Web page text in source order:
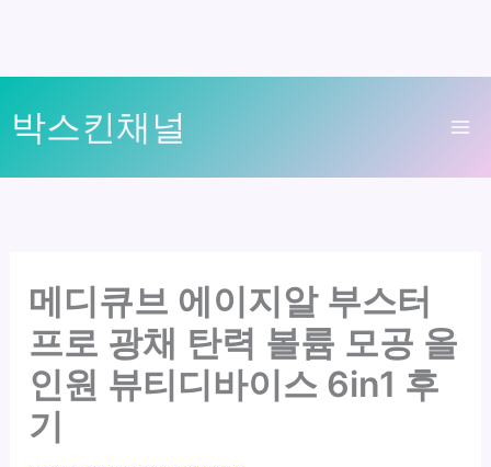
텐
로
박스킨채널
메디큐브 에이지알 부스터
프로 광채 탄력 볼륨 모공 올
인원 뷰티디바이스 6in1 후
기